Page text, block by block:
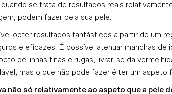
se trata de resultados reais
podem fazer pela sua pele.
obter resultados fantásticos a partir de um
e eficazes. É possível atenuar manchas de
de linhas finas e rugas, livrar-se da
mas o que não pode fazer é ter um
não só relativamente ao aspeto que a pele